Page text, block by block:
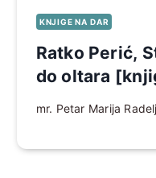
KNJIGE NA DAR
Ratko Perić,
do oltara
mr. Petar Marija Radelj